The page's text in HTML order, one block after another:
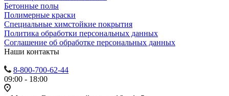
Бетонные полы
Полимерные краски
Специальные химстойкие покрытия
Политика обработки персональных данных
Cоглашение об обработке персональных данных
Наши контакты
8-800-700-62-44
09:00 - 18:00